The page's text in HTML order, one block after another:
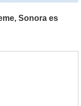
, Sonora es